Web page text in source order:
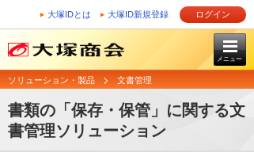
大塚IDとは 大塚ID新規登録 ログイン
メニュー
ソリューション・製品 文書管理
書類の「保存・保管」に関する文
書管理ソリューション